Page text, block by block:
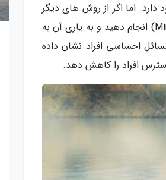
اما اگر از روش های دیگر
درمان استرس نتیجه نگرفته اید، وقت آن فرا رسیده است که تمرینان فکر آگاهی (Mindfulness) انجام دهید و به یاری آن به
احساسی افراد نشان داده
افراد را کاهش دهد.